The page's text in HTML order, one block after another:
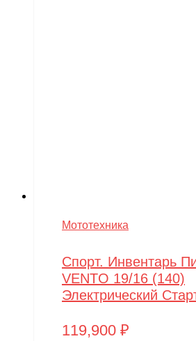
Мототехника
Спорт. Инвентарь
VENTO 19/16 (140)
Электрический
119,900 ₽